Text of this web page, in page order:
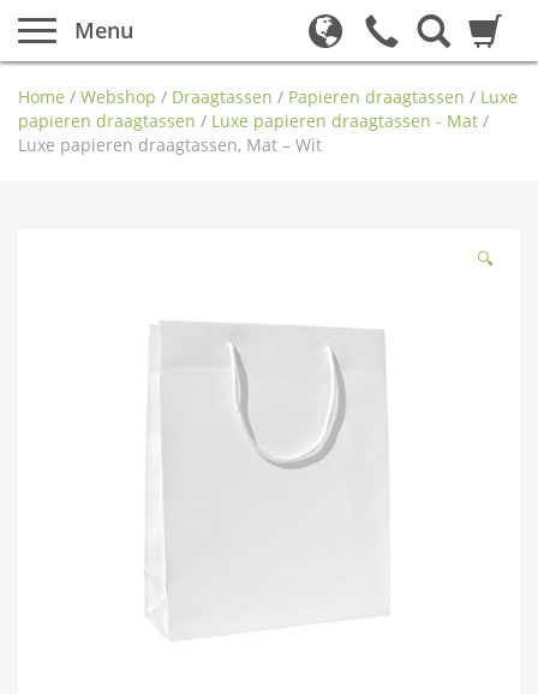
Menu
Home / Webshop / Draagtassen / Papieren draagtassen / Luxe
papieren draagtassen / Luxe papieren draagtassen - Mat /
Luxe papieren draagtassen, Mat – Wit
🔍